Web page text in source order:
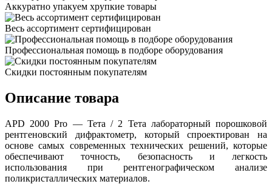
Аккуратно упакуем хрупкие товары
Весь ассортимент сертифицирован
Профессиональная помощь в подборе оборудования
Скидки постоянным покупателям
Описание товара
APD 2000 Pro — Тета / 2 Тета лабораторный порошковой
рентгеновский дифрактометр, который спроектирован на
основе самых современных технических решений, которые
обеспечивают точность, безопасность и легкость
использования при рентгенографическом анализе
поликристаллических материалов.